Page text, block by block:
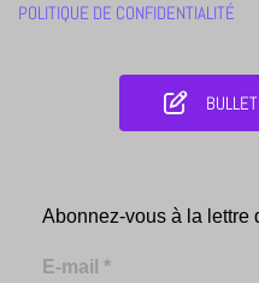
POLITIQUE DE CONFIDENTIALITÉ
Abonnez-vous à la
E-mail *